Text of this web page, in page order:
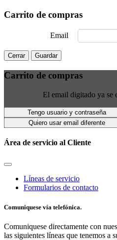
Carrito de compras
Email
Cerrar Guardar
Carrito de compras
El email digitado ya se
Tengo usuario y contraseña
Quiero usar email diferente
Área de servicio al Cliente
Líneas de servicio
Formularios de contacto
Comuniquese vía telefónica.
Comuniquese directamente con
las siguientes líneas que tenemos a